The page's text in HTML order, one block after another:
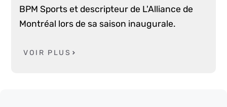
BPM Sports et descripteur de L'Alliance de
Montréal lors de sa saison inaugurale.
VOIR PLUS